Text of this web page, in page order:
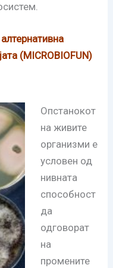
(MICROBIOFUN)
Опстанокот
на живите
организми е
условен од
нивната
способност
да
одговорат
на
промените